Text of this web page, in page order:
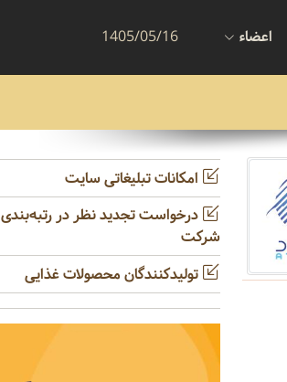
اعضاء 1405/05/16
امکانات تبلیغاتی سایت
درخواست تجدید نظر در رتبه‌بندی
شرکت
تولیدکنندگان محصولات غذایی